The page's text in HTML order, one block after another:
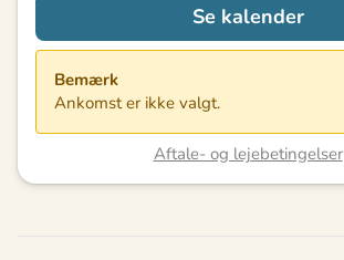
Se kalender
Bemærk
Ankomst er ikke valgt.
Aftale- og lejebetingelser